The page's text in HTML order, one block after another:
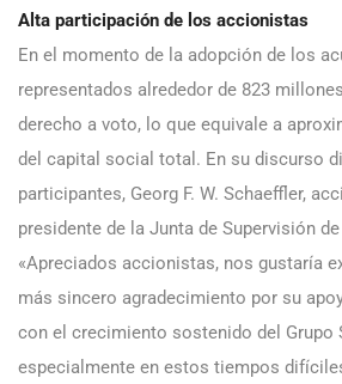
Alta participación de los accionistas
En el momento de la adopción de los
representados alrededor de 823
derecho a voto, lo que equivale a
del capital social total. En su discurso
participantes, Georg F. W. Schaeffler,
presidente de la Junta de Supervisión
«Apreciados accionistas, nos gustaría
más sincero agradecimiento por su
con el crecimiento sostenido del Grupo
especialmente en estos tiempos